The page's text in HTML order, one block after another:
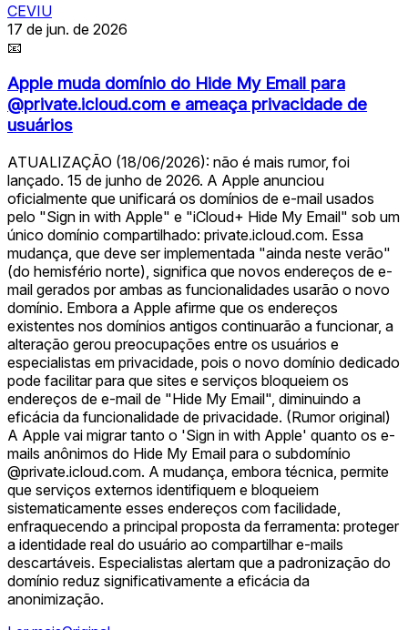
CEVIU
17 de jun. de 2026
📧
Apple muda domínio do Hide My Email para
@private.icloud.com e ameaça privacidade de
usuários
ATUALIZAÇÃO (18/06/2026): não é mais rumor, foi
lançado. 15 de junho de 2026. A Apple anunciou
oficialmente que unificará os domínios de e-mail usados
pelo "Sign in with Apple" e "iCloud+ Hide My Email" sob um
único domínio compartilhado: private.icloud.com. Essa
mudança, que deve ser implementada "ainda neste verão"
(do hemisfério norte), significa que novos endereços de e-
mail gerados por ambas as funcionalidades usarão o novo
domínio. Embora a Apple afirme que os endereços
existentes nos domínios antigos continuarão a funcionar, a
alteração gerou preocupações entre os usuários e
especialistas em privacidade, pois o novo domínio dedicado
pode facilitar para que sites e serviços bloqueiem os
endereços de e-mail de "Hide My Email", diminuindo a
eficácia da funcionalidade de privacidade. (Rumor original)
A Apple vai migrar tanto o 'Sign in with Apple' quanto os e-
mails anônimos do Hide My Email para o subdomínio
@private.icloud.com. A mudança, embora técnica, permite
que serviços externos identifiquem e bloqueiem
sistematicamente esses endereços com facilidade,
enfraquecendo a principal proposta da ferramenta: proteger
a identidade real do usuário ao compartilhar e-mails
descartáveis. Especialistas alertam que a padronização do
domínio reduz significativamente a eficácia da
anonimização.